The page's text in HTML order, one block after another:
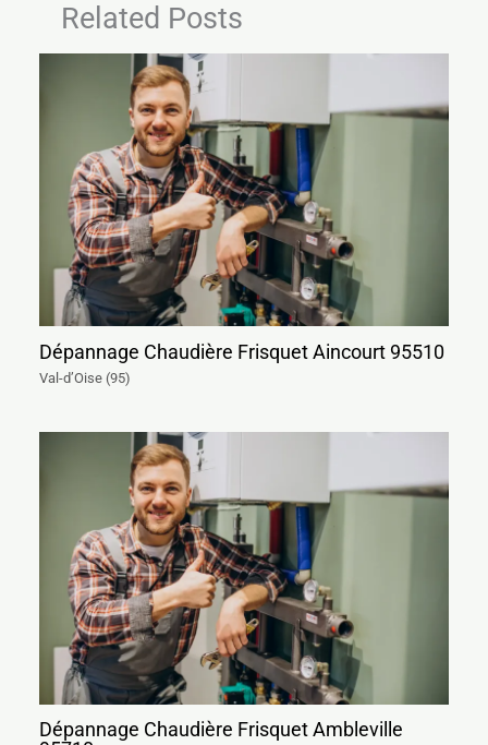
Related Posts
Dépannage Chaudière Frisquet Aincourt 95510
Val-d’Oise (95)
Dépannage Chaudière Frisquet Ambleville